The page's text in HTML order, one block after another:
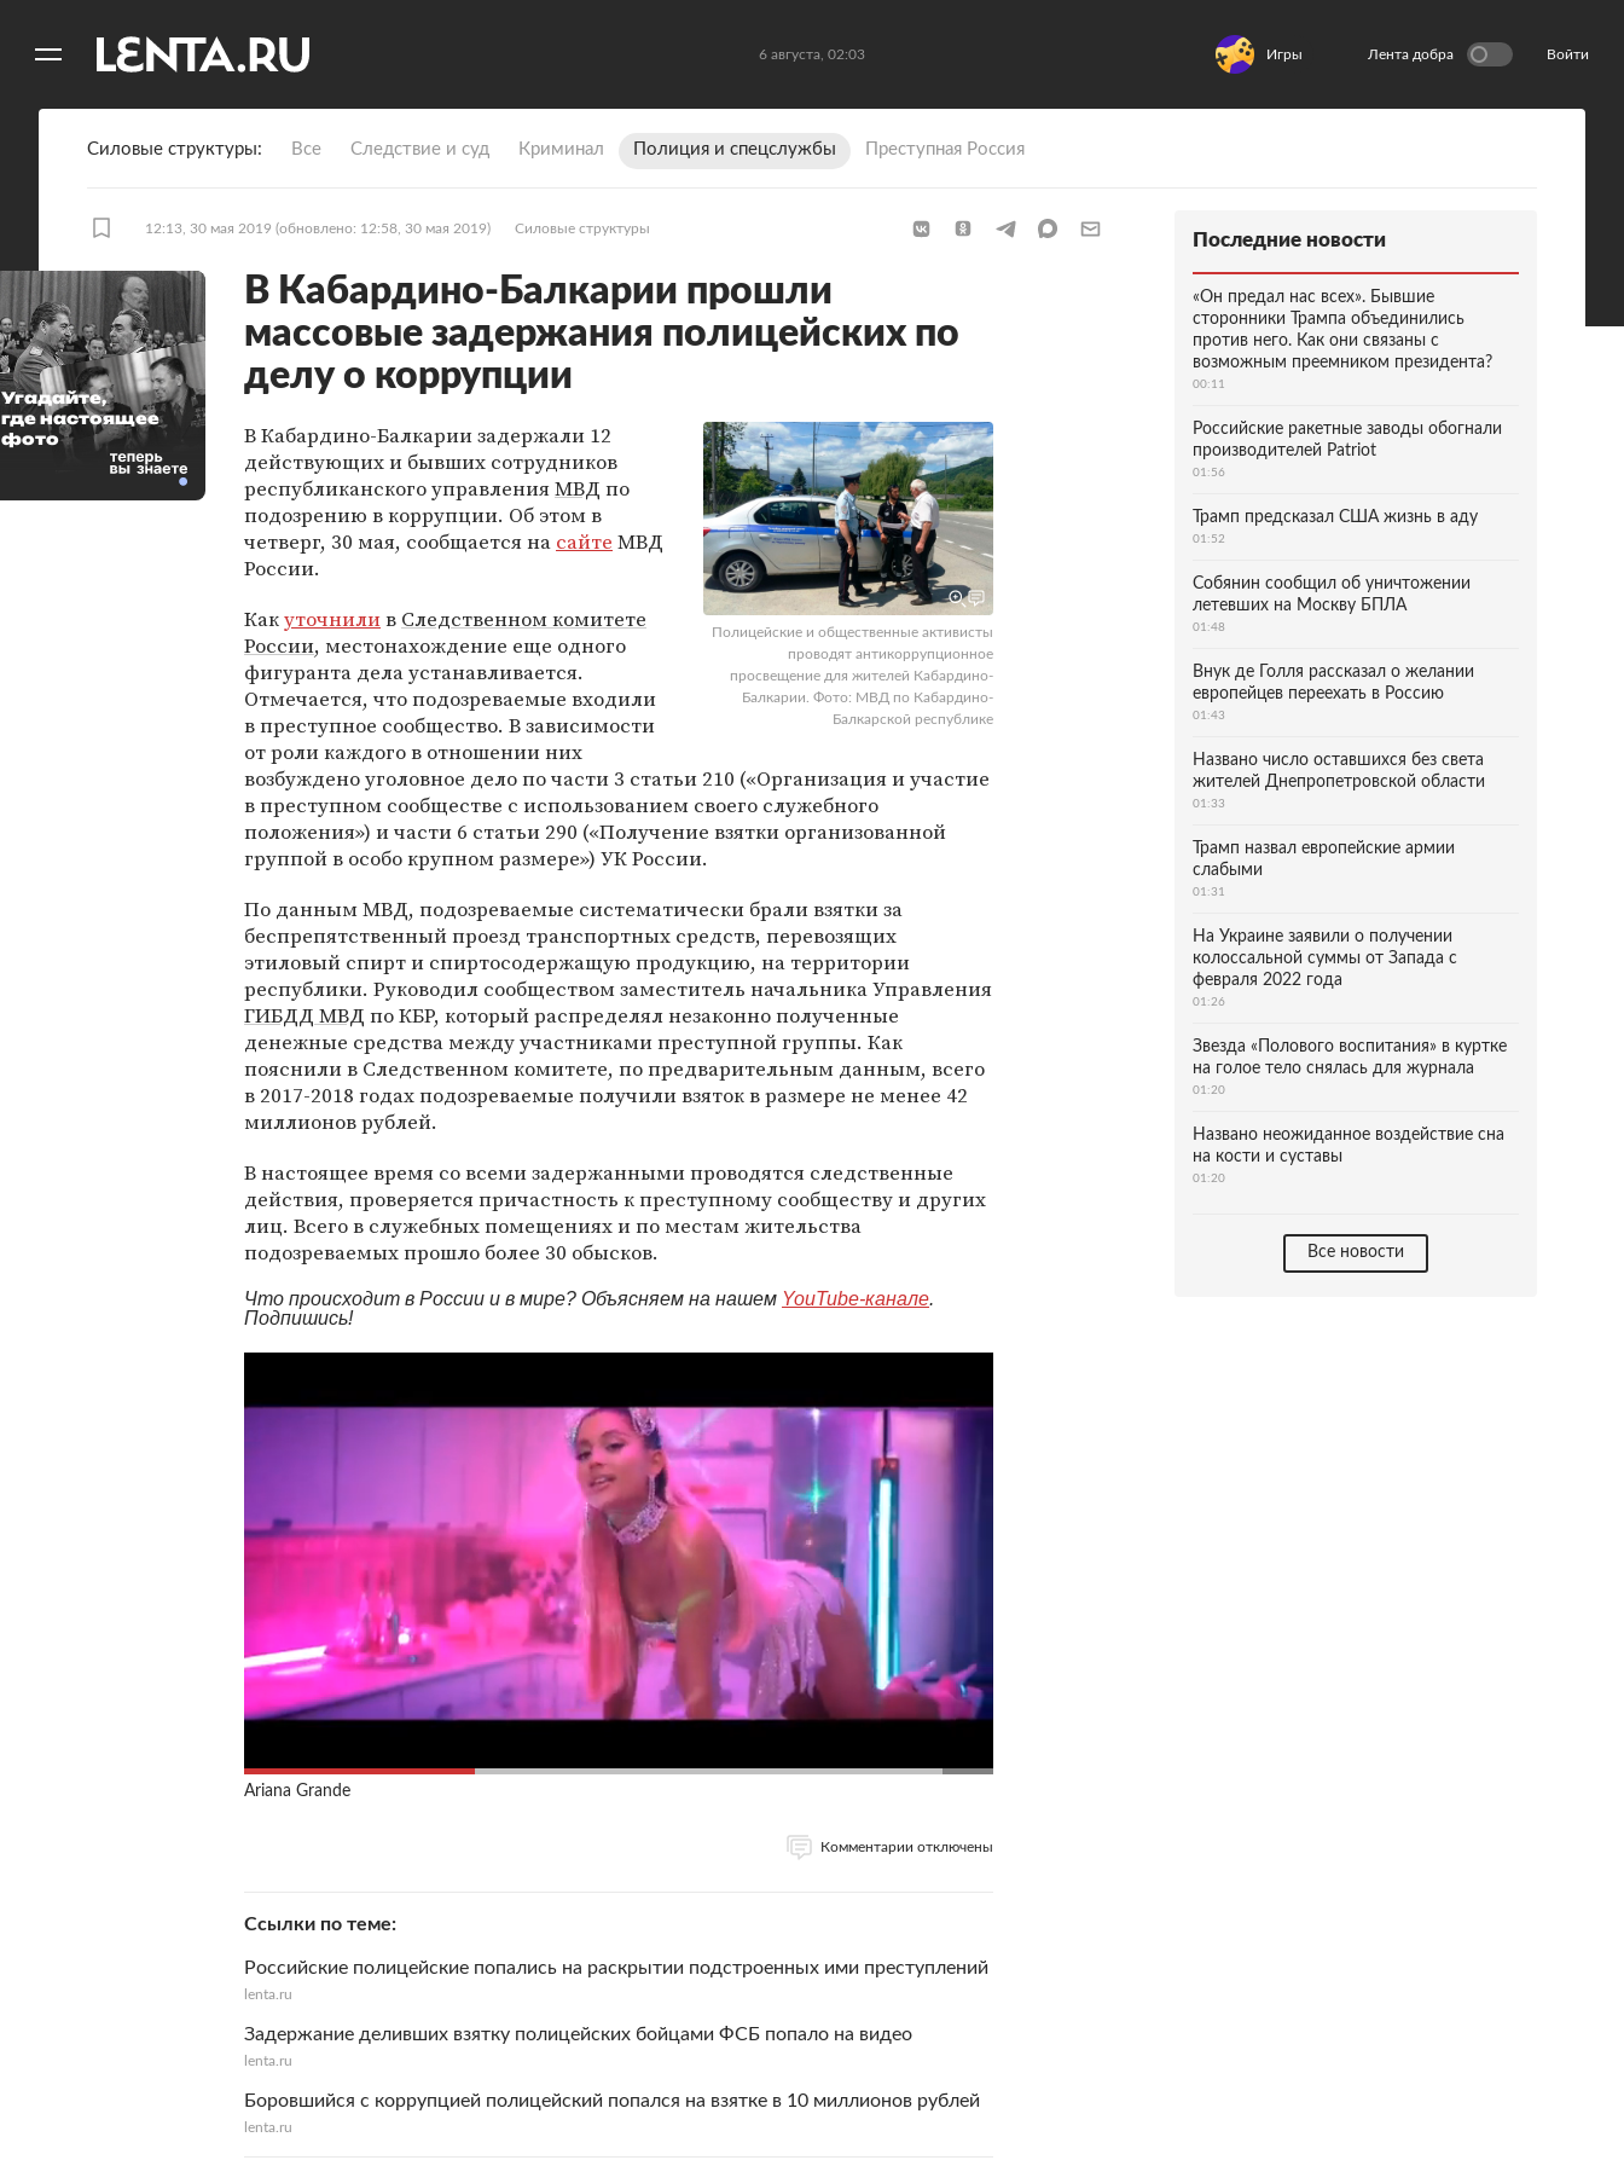
6 августа, 02:03 Игры Лента добра Войти
Силовые структуры Все Следствие и суд Криминал Полиция и спецслужбы Преступная Россия
12:13, 30 мая 2019 (обновлено: 12:58, 30 мая 2019) Силовые структуры
В Кабардино-Балкарии прошли
массовые задержания полицейских по
делу о коррупции
Полицейские и общественные активисты
проводят антикоррупционное
просвещение для жителей Кабардино-
Балкарии. Фото: МВД по Кабардино-
Балкарской республике
В Кабардино-Балкарии задержали 12
действующих и бывших сотрудников
республиканского управленияМВД по
подозрению в коррупции. Об этом в
четверг, 30 мая, сообщается на сайте МВД
России.
Какуточнилив Следственном комитете
России, местонахождение еще одного
фигуранта дела устанавливается.
Отмечается, что подозреваемые входили
в преступное сообщество. В зависимости
от роли каждого в отношении них
возбуждено уголовное дело по части 3 статьи 210 («Организация и участие
в преступном сообществе с использованием своего служебного
положения») и части 6 статьи 290 («Получение взятки организованной
группой в особо крупном размере») УК России.
По данным МВД, подозреваемые систематически брали взятки за
беспрепятственный проезд транспортных средств, перевозящих
этиловый спирт и спиртосодержащую продукцию, на территории
республики. Руководил сообществом заместитель начальника Управления
ГИБДД МВД по КБР, который распределял незаконно полученные
денежные средства между участниками преступной группы. Как
пояснили в Следственном комитете, по предварительным данным, всего
в 2017-2018 годах подозреваемые получили взяток в размере не менее 42
миллионов рублей.
В настоящее время со всеми задержанными проводятся следственные
действия, проверяется причастность к преступному сообществу и других
лиц. Всего в служебных помещениях и по местам жительства
подозреваемых прошло более 30 обысков.
Что происходит в России и в мире? Объясняем на нашем YouTube-канале.
Подпишись!
Ariana Grande
Комментарии отключены
Ссылки по теме
Российские полицейские попались на раскрытии подстроенных ими преступлений
lenta.ru
Задержание деливших взятку полицейских бойцами ФСБ попало на видео
lenta.ru
Боровшийся с коррупцией полицейский попался на взятке в 10 миллионов рублей
lenta.ru
Угадайте,
где настоящее
фото
Последние новости
«Он предал нас всех». Бывшие
сторонники Трампа объединились
против него. Как они связаны с
возможным преемником президента?
00:11
Российские ракетные заводы обогнали
производителей Patriot
01:56
Трамп предсказал США жизнь в аду
01:52
Собянин сообщил об уничтожении
летевших на Москву БПЛА
01:48
Внук де Голля рассказал о желании
европейцев переехать в Россию
01:43
Названо число оставшихся без света
жителей Днепропетровской области
01:33
Трамп назвал европейские армии
слабыми
01:31
На Украине заявили о получении
колоссальной суммы от Запада с
февраля 2022 года
01:26
Звезда «Полового воспитания» в куртке
на голое тело снялась для журнала
01:20
Названо неожиданное воздействие сна
на кости и суставы
01:20
Все новости